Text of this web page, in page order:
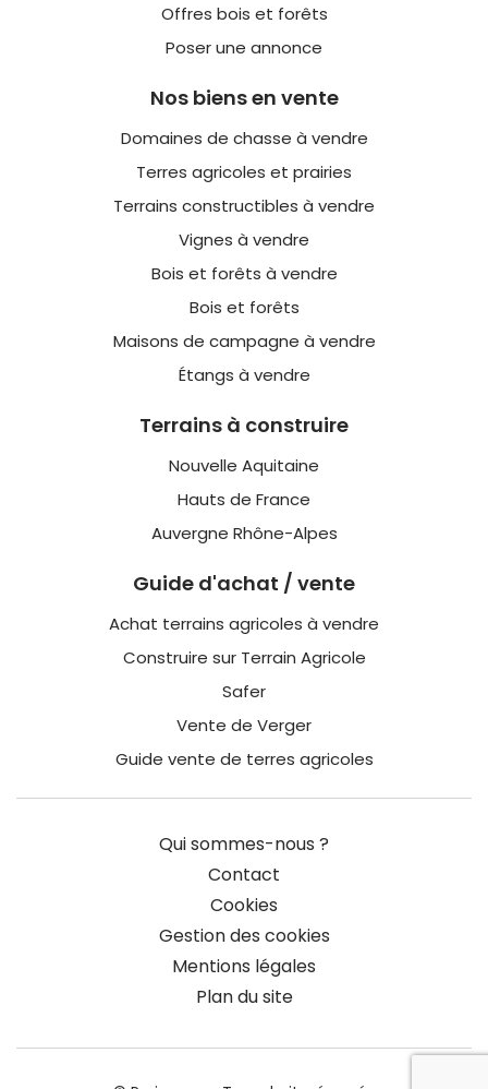
Offres bois et forêts
Poser une annonce
Nos biens en vente
Domaines de chasse à vendre
Terres agricoles et prairies
Terrains constructibles à vendre
Vignes à vendre
Bois et forêts à vendre
Bois et forêts
Maisons de campagne à vendre
Étangs à vendre
Terrains à construire
Nouvelle Aquitaine
Hauts de France
Auvergne Rhône-Alpes
Guide d'achat / vente
Achat terrains agricoles à vendre
Construire sur Terrain Agricole
Safer
Vente de Verger
Guide vente de terres agricoles
Qui sommes-nous ?
Contact
Cookies
Gestion des cookies
Mentions légales
Plan du site